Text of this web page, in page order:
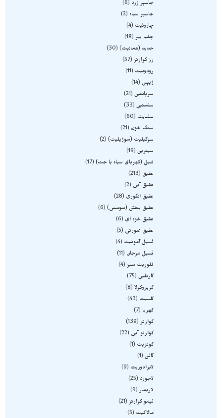
جاسپر زرد
6
جاسپر سیاه
2
چاروئیت
4
چشم ببر 18
حدید (هماتیت) 30
رز کوارتز 57
رودونیت
11
ژیپس
14
سرپانتین 21
سلستین 33
سلنایت
60
سنگ خون
21
سوگیلیت (سوژیلیت) 2
سیترین 19
شبق (کهربای سیاه یا جت) 17
عقیق
213
عقیق آبی
2
عقیق انگوری
28
عقیق بنفش (سوسنی) 6
عقیق خزه ای
6
عقیق صورتی
5
فسیل آمونیت
4
فسیل مرجان
11
فلوریت سبز 4
کارنلین 75
کریزوکولا
8
کلسیت
43
کهربا
7
کوارتز 139
کوارتز آبی
22
کونزیت
1
گالن 1
لابرادوریت
9
لاجورد
25
لاریمار 9
لیمو کوارتز 21
مالاکیت
5